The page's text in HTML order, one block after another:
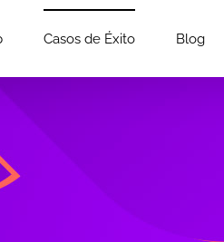
Casos de Éxito Blog